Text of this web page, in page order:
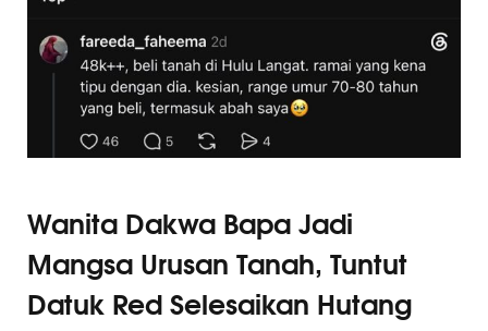
Wanita Dakwa Bapa Jadi
Mangsa Urusan Tanah, Tuntut
Datuk Red Selesaikan Hutang